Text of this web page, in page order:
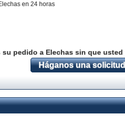
en 24 horas
su pedido a Elechas sin que
Háganos una